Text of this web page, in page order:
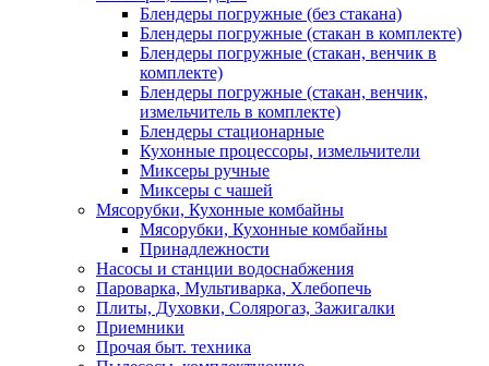
Блендеры погружные (без стакана)
Блендеры погружные (стакан в комплекте)
Блендеры погружные (стакан, венчик в
комплекте)
Блендеры погружные (стакан, венчик,
измельчитель в комплекте)
Блендеры стационарные
Кухонные процессоры, измельчители
Миксеры ручные
Миксеры с чашей
Мясорубки, Кухонные комбайны
Мясорубки, Кухонные комбайны
Принадлежности
Насосы и станции водоснабжения
Пароварка, Мультиварка, Хлебопечь
Плиты, Духовки, Солярогаз, Зажигалки
Приемники
Прочая быт. техника